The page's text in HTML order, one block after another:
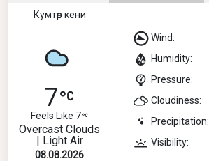
Кумтөр кени
7
Feels Like 7
Overcast Clouds
| Light Air
08.08.2026
Wind:
Humidity:
Pressure:
Cloudiness:
Precipitation:
Visibility: